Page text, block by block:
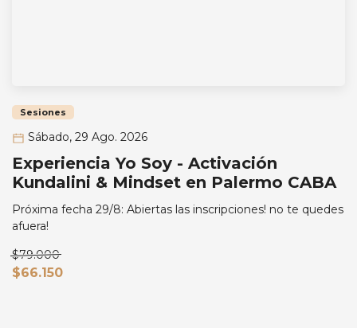
Sesiones
Sábado, 29 Ago. 2026
Experiencia Yo Soy - Activación
Kundalini & Mindset en Palermo CABA
Próxima fecha 29/8: Abiertas las inscripciones! no te quedes
afuera!
$79.000
$66.150